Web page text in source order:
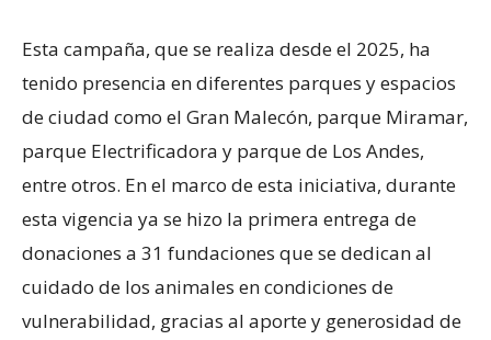
Esta campaña, que se realiza desde el 2025, ha
tenido presencia en diferentes parques y espacios
de ciudad como el Gran Malecón, parque Miramar,
parque Electrificadora y parque de Los Andes,
entre otros. En el marco de esta iniciativa, durante
esta vigencia ya se hizo la primera entrega de
donaciones a 31 fundaciones que se dedican al
cuidado de los animales en condiciones de
vulnerabilidad, gracias al aporte y generosidad de